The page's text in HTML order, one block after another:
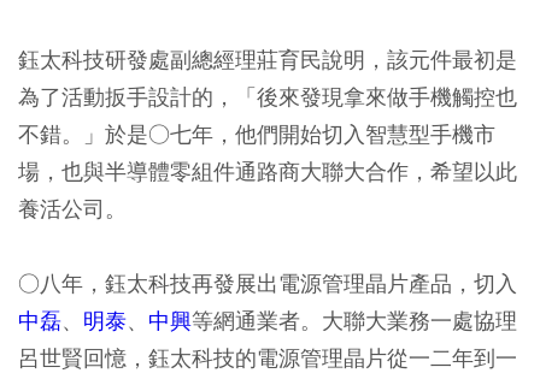
鈺太科技研發處副總經理莊育民說明，該元件最初是
為了活動扳手設計的，「後來發現拿來做手機觸控也
不錯。」於是○七年，他們開始切入智慧型手機市
場，也與半導體零組件通路商大聯大合作，希望以此
養活公司。
○八年，鈺太科技再發展出電源管理晶片產品，切入
中磊、 明泰、 中興等網通業者。大聯大業務一處協理
呂世賢回憶，鈺太科技的電源管理晶片從一二年到一